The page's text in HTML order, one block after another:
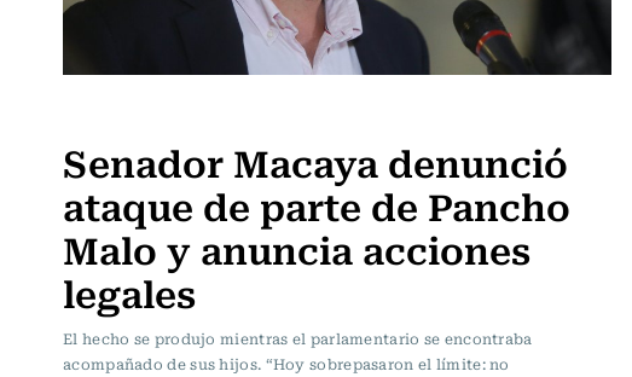
Senador Macaya denunció
ataque de parte de Pancho
Malo y anuncia acciones
legales
El hecho se produjo mientras el parlamentario se encontraba
acompañado de sus hijos. “Hoy sobrepasaron el límite: no